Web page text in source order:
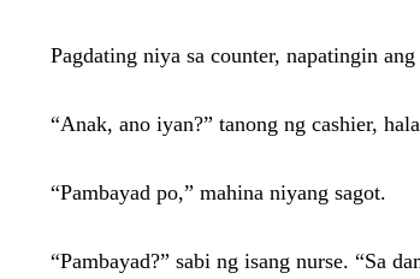
Pagdating niya sa counter, napatingin
“Anak, ano iyan?” tanong ng cashier,
“Pambayad po,” mahina niyang sagot.
“Pambayad?” sabi ng isang nurse. “Sa